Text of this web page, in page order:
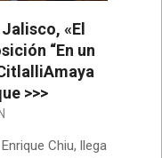
«El
“En un
>>>
Chiu, llega